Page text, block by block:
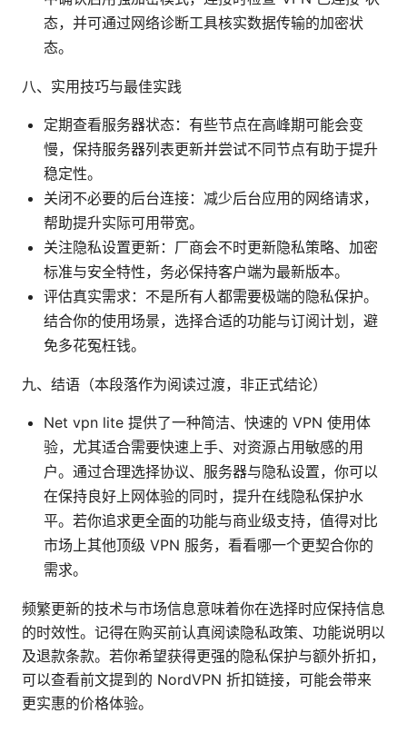
态，并可通过网络诊断工具核实数据传输的加密状
态。
八、实用技巧与最佳实践
定期查看服务器状态：有些节点在高峰期可能会变
慢，保持服务器列表更新并尝试不同节点有助于提升
稳定性。
关闭不必要的后台连接：减少后台应用的网络请求，
帮助提升实际可用带宽。
关注隐私设置更新：厂商会不时更新隐私策略、加密
标准与安全特性，务必保持客户端为最新版本。
评估真实需求：不是所有人都需要极端的隐私保护。
结合你的使用场景，选择合适的功能与订阅计划，避
免多花冤枉钱。
九、结语（本段落作为阅读过渡，非正式结论）
Net vpn lite 提供了一种简洁、快速的 VPN 使用体
验，尤其适合需要快速上手、对资源占用敏感的用
户。通过合理选择协议、服务器与隐私设置，你可以
在保持良好上网体验的同时，提升在线隐私保护水
平。若你追求更全面的功能与商业级支持，值得对比
市场上其他顶级 VPN 服务，看看哪一个更契合你的
需求。
频繁更新的技术与市场信息意味着你在选择时应保持信息
的时效性。记得在购买前认真阅读隐私政策、功能说明以
及退款条款。若你希望获得更强的隐私保护与额外折扣，
可以查看前文提到的 NordVPN 折扣链接，可能会带来
更实惠的价格体验。